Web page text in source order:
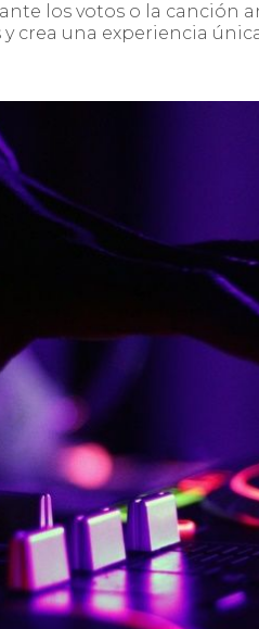
los votos o la canción
crea una experiencia